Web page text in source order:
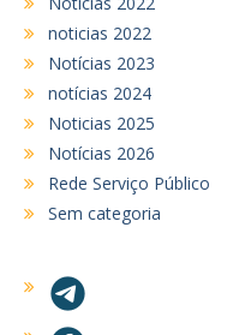
noticias 2022
Notícias 2023
notícias 2024
Noticias 2025
Notícias 2026
Rede Serviço Público
Sem categoria